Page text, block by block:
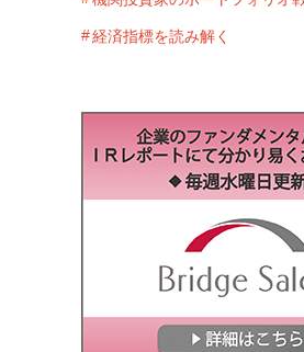
経済指標を読み解く